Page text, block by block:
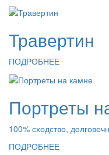
Травертин
ПОДРОБНЕЕ
Портреты
100% сходство,
ПОДРОБНЕЕ